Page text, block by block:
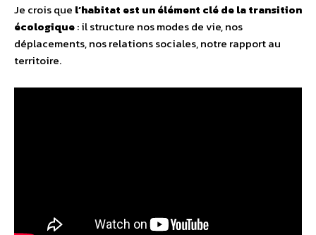
Je crois que l’habitat est un élément clé de la transition
écologique: il structure nos modes de vie, nos
déplacements, nos relations sociales, notre rapport au
territoire.